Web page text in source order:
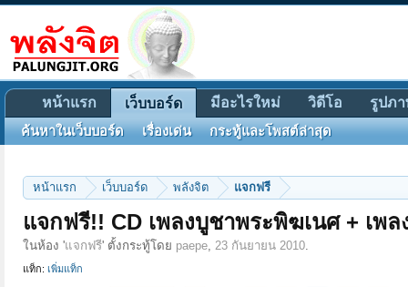
หน้าแรก เว็บบอร์ด พลังจิต แจกฟรี
แจกฟรี!! CD เพลงบูชาพระพิฆเนศ + เพ
ในห้อง 'แจกฟรี' ตั้งกระทู้โดย paepe, 23 กันยายน 2010.
แท็ก: เพิ่มแท็ก
< ย้อนกลับ 1 6 ถัดไป >
หน้าแรก เว็บบอร์ด
ค้นหาในเว็บบอร์ด เรื่องเด่น กระทู้และโพสต์ล่าสุด
มีอะไรใหม่ วิดีโอ รูปภ